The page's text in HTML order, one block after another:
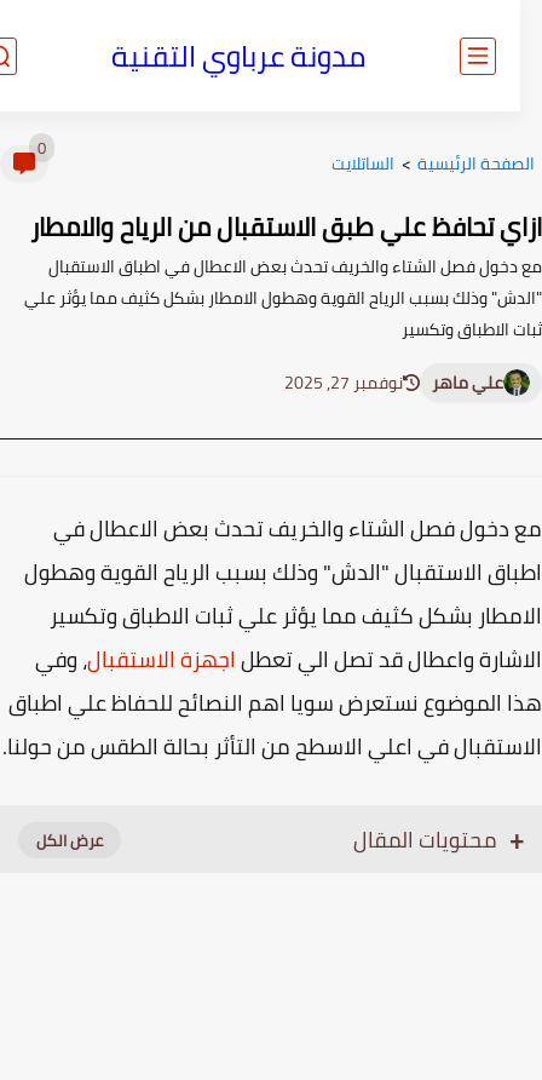
مدونة عرباوي التقنية
الرئيسية> الساتلايت
تحافظ علي طبق الاستقبال من الرياح والامطار
فصل الشتاء والخريف تحدث بعض الاعطال في اطباق الاستقبال
وذلك بسبب الرياح القوية وهطول الامطار بشكل كثيف مما يؤثر علي
الاطباق وتكسير
علي ماهر
نوفمبر 27, 2025
فصل الشتاء والخريف تحدث بعض الاعطال في
الاستقبال "الدش" وذلك بسبب الرياح القوية وهطول
بشكل كثيف مما يؤثر علي ثبات الاطباق وتكسير
واعطال قد تصل الي تعطلاجهزة الاستقبال، وفي
الموضوع نستعرض سويا اهم النصائح للحفاظ علي اطباق
في اعلي الاسطح من التأثر بحالة الطقس من حولنا.
محتويات المقال